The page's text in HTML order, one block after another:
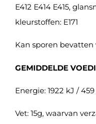
E412 E414 E415,
kleurstoffen: E171
Kan sporen bevatten
GEMIDDELDE
Energie: 1922 kJ /
Vet: 15g, waarvan